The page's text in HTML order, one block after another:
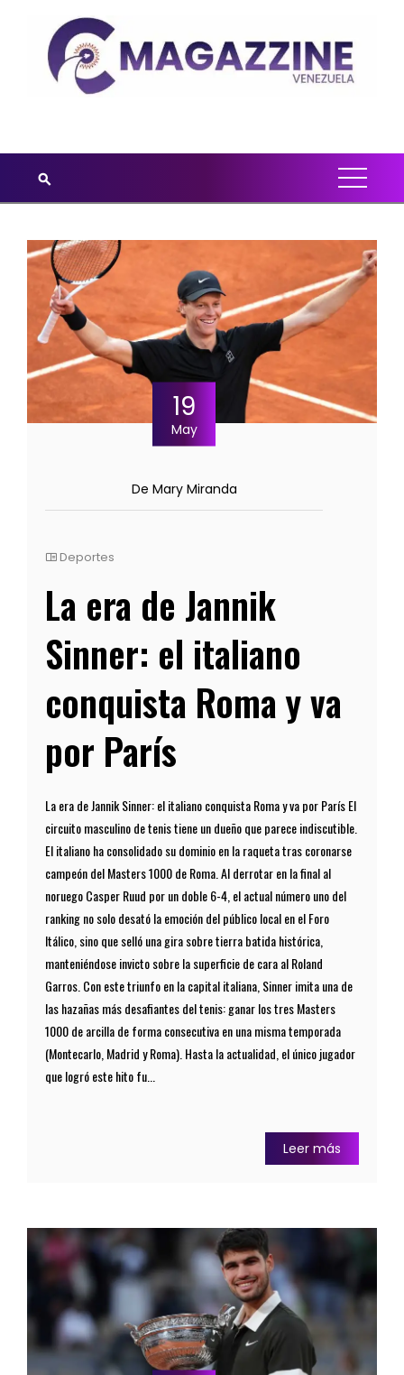
19
May
De Mary Miranda
Deportes
La era de Jannik
Sinner: el italiano
conquista Roma y va
por París
La era de Jannik Sinner: el italiano conquista Roma y va por París El
circuito masculino de tenis tiene un dueño que parece indiscutible.
El italiano ha consolidado su dominio en la raqueta tras coronarse
campeón del Masters 1000 de Roma. Al derrotar en la final al
noruego Casper Ruud por un doble 6-4, el actual número uno del
ranking no solo desató la emoción del público local en el Foro
Itálico, sino que selló una gira sobre tierra batida histórica,
manteniéndose invicto sobre la superficie de cara al Roland
Garros. Con este triunfo en la capital italiana, Sinner imita una de
las hazañas más desafiantes del tenis: ganar los tres Masters
1000 de arcilla de forma consecutiva en una misma temporada
(Montecarlo, Madrid y Roma). Hasta la actualidad, el único jugador
que logró este hito fu...
Leer más